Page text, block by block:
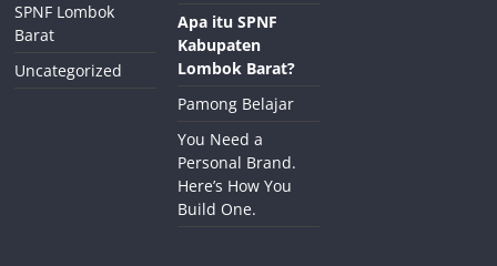
SPNF Lombok
Barat
Uncategorized
Apa itu SPNF
Kabupaten
Lombok Barat?
Pamong Belajar
You Need a
Personal Brand.
Here’s How You
Build One.